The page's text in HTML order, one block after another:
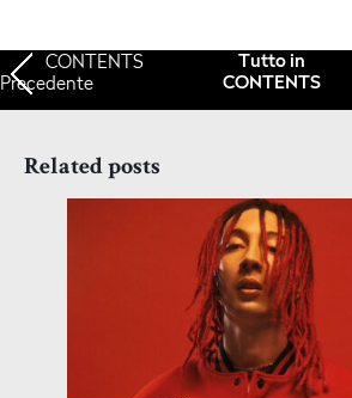
CONTENTS
Precedente
Tutto in
CONTENTS
Related posts